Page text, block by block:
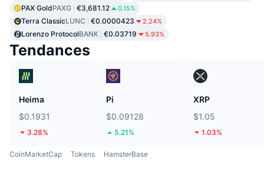
PAX GoldPAXG €3,681.12 0.15%
Terra ClassicLUNC €0.0000423 2.24%
Lorenzo ProtocolBANK €0.03719 5.93%
Tendances
Heima
$0.1931
3.28%
Pi
$0.09128
5.21%
XRP
$1.05
1.03%
CoinMarketCap Tokens HamsterBase